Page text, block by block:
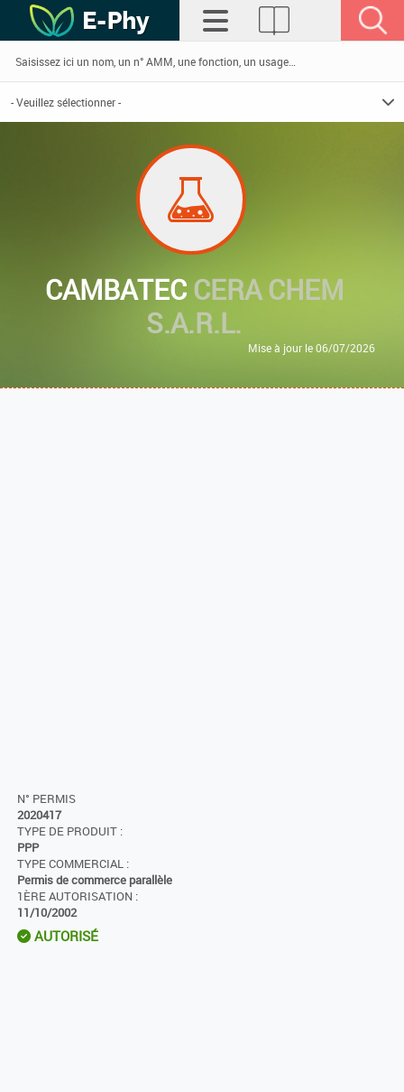
CAMBATECCERA CHEM
S.A.R.L.
Mise à jour le 06/07/2026
N° PERMIS
2020417
TYPE DE PRODUIT :
PPP
TYPE COMMERCIAL :
Permis de commerce parallèle
1ÈRE AUTORISATION :
11/10/2002
AUTORISÉ